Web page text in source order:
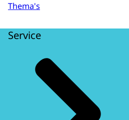
Thema's
Service